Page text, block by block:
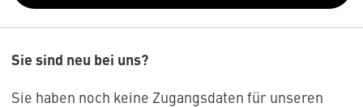
Sie sind neu bei uns?
Sie haben noch keine Zugangsdaten für unseren